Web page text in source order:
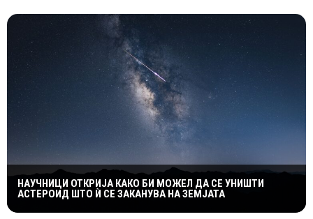
НАУЧНИЦИ ОТКРИЈА КАКО БИ МОЖЕЛ ДА СЕ УНИШТИ
АСТЕРОИД ШТО Ѝ СЕ ЗАКАНУВА НА ЗЕМЈАТА